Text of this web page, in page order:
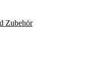
Zubehör